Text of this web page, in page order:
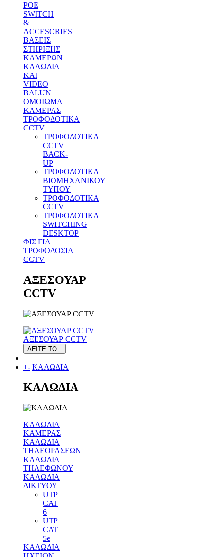
POE
SWITCH
&
ACCESORIES
ΒΑΣΕΙΣ
ΣΤΗΡΙΞΗΣ
ΚΑΜΕΡΩΝ
ΚΑΛΩΔΙΑ
ΚΑΙ
VIDEO
BALUN
ΟΜΟΙΩΜΑ
ΚΑΜΕΡΑΣ
ΤΡΟΦΟΔΟΤΙΚΑ
CCTV
ΤΡΟΦΟΔΟΤΙΚΑ
CCTV
BACK-
UP
ΤΡΟΦΟΔΟΤΙΚΑ
ΒΙΟΜΗΧΑΝΙΚΟΥ
ΤΥΠΟΥ
ΤΡΟΦΟΔΟΤΙΚΑ
CCTV
ΤΡΟΦΟΔΟΤΙΚΑ
SWITCHING
DESKTOP
ΦΙΣ ΓΙΑ
ΤΡΟΦΟΔΟΣΙΑ
CCTV
ΑΞΕΣΟΥΑΡ
CCTV
ΑΞΕΣΟΥΑΡ CCTV
ΔΕΙΤΕ ΤΟ
+- ΚΑΛΩΔΙΑ
ΚΑΛΩΔΙΑ
ΚΑΛΩΔΙΑ
ΚΑΜΕΡΑΣ
ΚΑΛΩΔΙΑ
ΤΗΛΕΟΡΑΣΕΩΝ
ΚΑΛΩΔΙΑ
ΤΗΛΕΦΩΝΟΥ
ΚΑΛΩΔΙΑ
ΔΙΚΤΥΟΥ
UTP
CAT
6
UTP
CAT
5e
ΚΑΛΩΔΙΑ